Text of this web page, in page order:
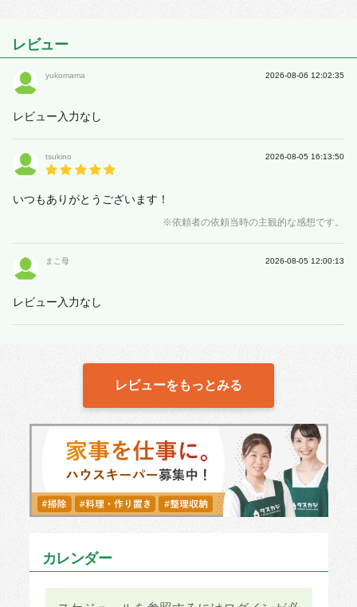
レビュー
yukomama 2026-08-06 12:02:35
レビュー入力なし
tsukino 2026-08-05 16:13:50
いつもありがとうございます！
※依頼者の依頼当時の主観的な感想です。
まこ母 2026-08-05 12:00:13
レビュー入力なし
レビューをもっとみる
カレンダー